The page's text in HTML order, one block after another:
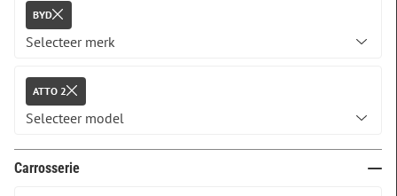
BYD
ATTO 2
Carrosserie